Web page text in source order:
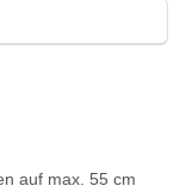
auf max. 55 cm